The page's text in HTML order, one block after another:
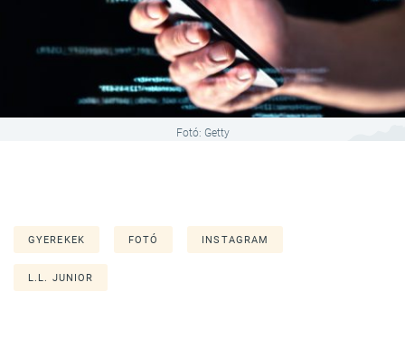
Fotó: Getty
GYEREKEK FOTÓ INSTAGRAM
L.L. JUNIOR